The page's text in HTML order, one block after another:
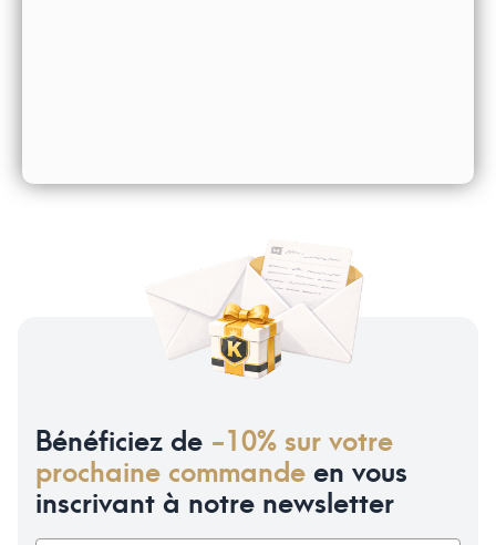
Bénéficiez de -10% sur votre
prochaine commandeen vous
inscrivant à notre newsletter